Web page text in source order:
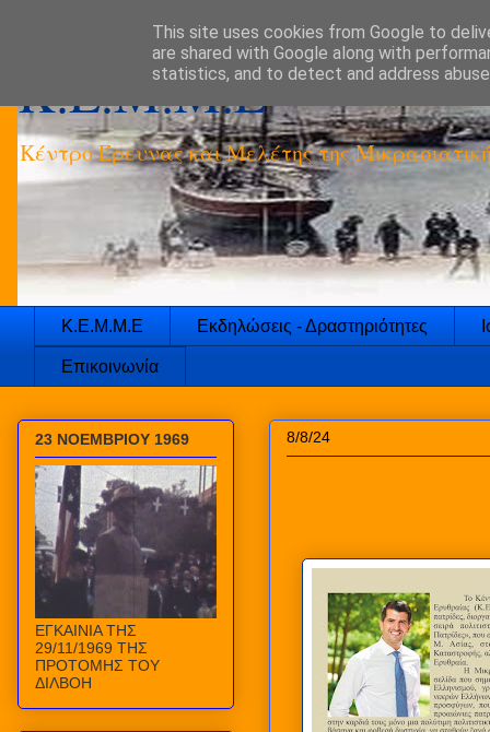
K.E.M.M.E
Κέντρο Έρευνας και Μελέτης της
Κ.Ε.Μ.Μ.Ε Εκδηλώσεις - Δραστηριότητες
Επικοινωνία
8/8/24
23 ΝΟΕΜΒΡΙΟΥ 1969
ΕΓΚΑΙΝΙΑ ΤΗΣ
29/11/1969 ΤΗΣ
ΠΡΟΤΟΜΗΣ ΤΟΥ
ΔΙΛΒΟΗ
This site uses cookies from Google to
are shared with Google along with
statistics, and to detect and address